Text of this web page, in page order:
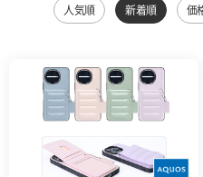
人気順 新着順 価